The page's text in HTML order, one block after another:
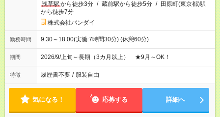
浅草駅から徒歩3分 / 蔵前駅から徒歩5分 / 田原町(東京都)駅
から徒歩7分
株式会社バンダイ
勤務時間 9:30～18:00(実働:7時間30分) (休憩60分)
期間 2026/9/上旬～長期（3カ月以上） ★9月～OK！
特徴 履歴書不要 / 服装自由
気になる！ 応募する 詳細へ